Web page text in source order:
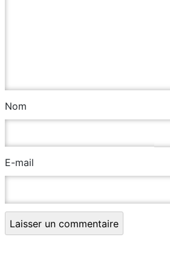
Nom
E-mail